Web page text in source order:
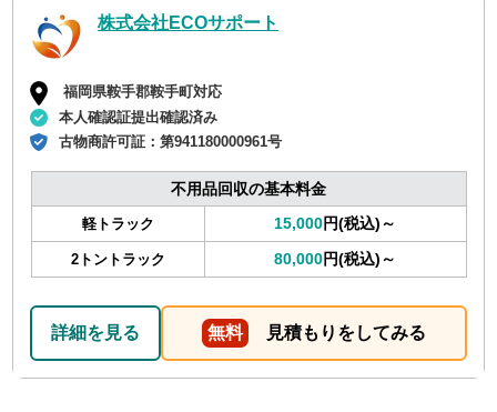
株式会社ECOサポート
福岡県鞍手郡鞍手町対応
本人確認証提出確認済み
古物商許可証：第941180000961号
不用品回収の基本料金
軽トラック 15,000円(税込)～
2トントラック 80,000円(税込)～
詳細を見る 無料 見積もりをしてみる